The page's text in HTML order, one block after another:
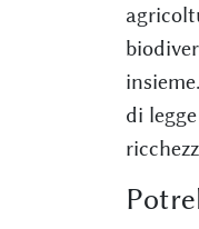
di